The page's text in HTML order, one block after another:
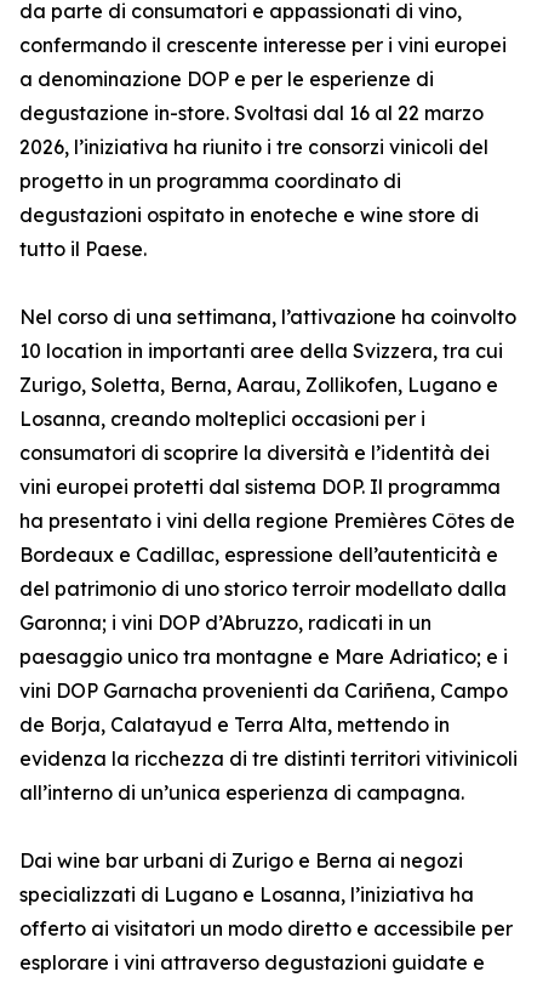
da parte di consumatori e appassionati di vino,
confermando il crescente interesse per i vini europei
a denominazione DOP e per le esperienze di
degustazione in-store. Svoltasi dal 16 al 22 marzo
2026, l’iniziativa ha riunito i tre consorzi vinicoli del
progetto in un programma coordinato di
degustazioni ospitato in enoteche e wine store di
tutto il Paese.
Nel corso di una settimana, l’attivazione ha coinvolto
10 location in importanti aree della Svizzera, tra cui
Zurigo, Soletta, Berna, Aarau, Zollikofen, Lugano e
Losanna, creando molteplici occasioni per i
consumatori di scoprire la diversità e l’identità dei
vini europei protetti dal sistema DOP. Il programma
ha presentato i vini della regione Premières Côtes de
Bordeaux e Cadillac, espressione dell’autenticità e
del patrimonio di uno storico terroir modellato dalla
Garonna; i vini DOP d’Abruzzo, radicati in un
paesaggio unico tra montagne e Mare Adriatico; e i
vini DOP Garnacha provenienti da Cariñena, Campo
de Borja, Calatayud e Terra Alta, mettendo in
evidenza la ricchezza di tre distinti territori vitivinicoli
all’interno di un’unica esperienza di campagna.
Dai wine bar urbani di Zurigo e Berna ai negozi
specializzati di Lugano e Losanna, l’iniziativa ha
offerto ai visitatori un modo diretto e accessibile per
esplorare i vini attraverso degustazioni guidate e